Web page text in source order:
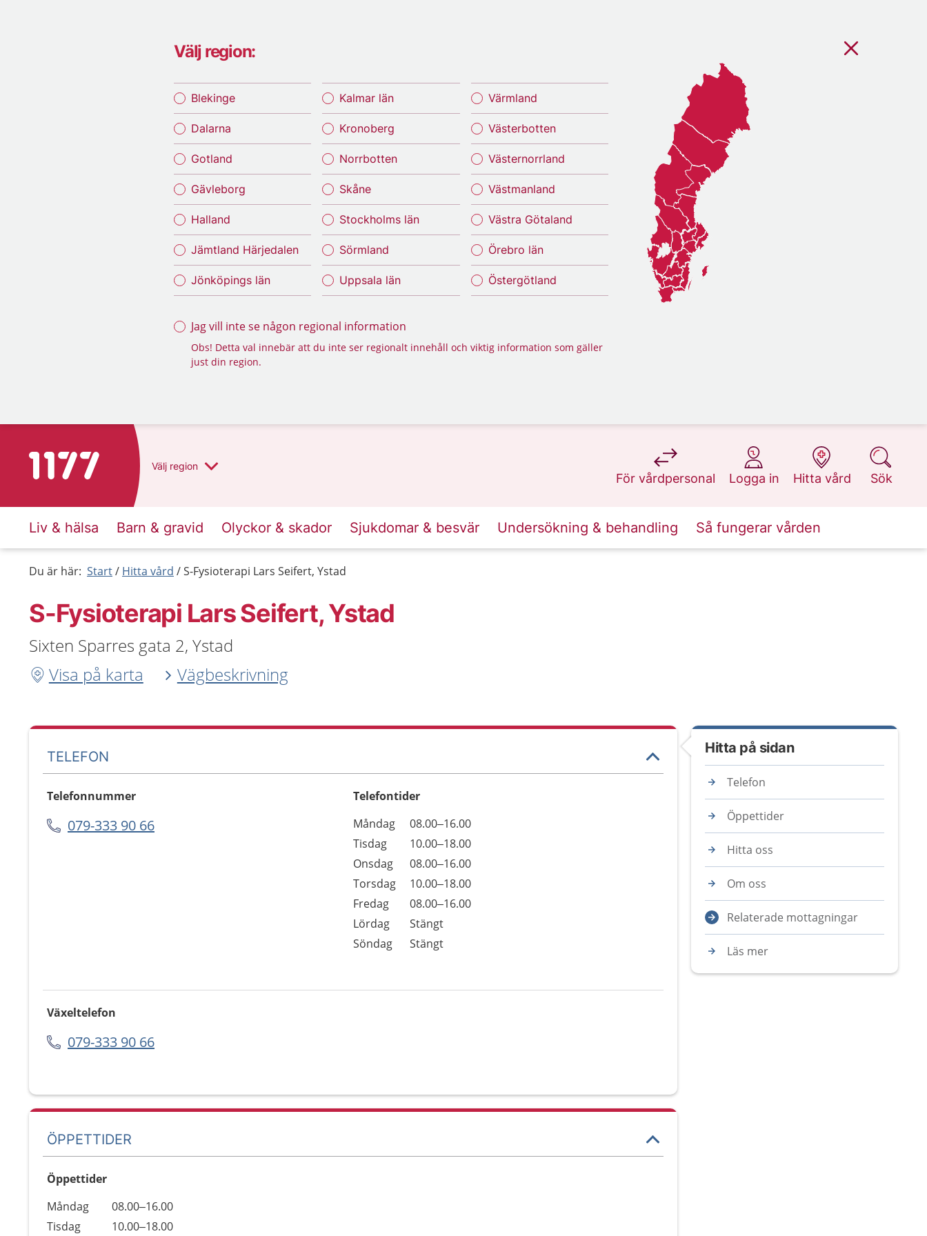
Välj region:
Blekinge
Dalarna
Gotland
Gävleborg
Halland
Jämtland Härjedalen
Jönköpings län
Kalmar län
Kronoberg
Norrbotten
Skåne
Stockholms län
Sörmland
Uppsala län
Värmland
Västerbotten
Västernorrland
Västmanland
Västra Götaland
Örebro län
Östergötland
Jag vill inte se någon regional information
Obs! Detta val innebär att du inte ser regionalt innehåll och viktig information som gäller
just din region.
Till startsidan för 1177 Välj region
För vårdpersonal
på 1177.se
Logga in
på 1177.se
Hitta vård
på 1177.se
Sök
på 1177.se
Liv & hälsa Barn & gravid Olyckor & skador Sjukdomar & besvär Undersökning & behandling Så fungerar vården
Du är här: Start Hitta vård S-Fysioterapi Lars Seifert, Ystad
S-Fysioterapi Lars Seifert, Ystad
Sixten Sparres gata 2, Ystad
Visa på karta
Vägbeskrivning
TELEFON
Telefonnummer
079-333 90 66
Telefontider
Dag
Öppettider
Kommentarer
Måndag
08.00–16.00
Tisdag
10.00–18.00
Onsdag
08.00–16.00
Torsdag
10.00–18.00
Fredag
08.00–16.00
Lördag
Stängt
Söndag
Stängt
Växeltelefon
079-333 90 66
ÖPPETTIDER
Öppettider
Dag
Öppettider
Kommentarer
Måndag
08.00–16.00
Tisdag
10.00–18.00
Hitta på sidan
Telefon
Öppettider
Hitta oss
Om oss
Relaterade mottagningar
Läs mer